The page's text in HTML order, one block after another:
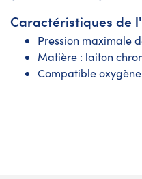
Caractéristiques de
Pression maximale
Matière : laiton
Compatible